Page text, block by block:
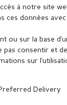
Conditions
lundi au
à notre site
ces données
ou sur la base
pas consentir et
sur
Delivery